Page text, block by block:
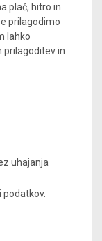
plač, hitro in
prilagodimo
lahko
prilagoditev in
uhajanja